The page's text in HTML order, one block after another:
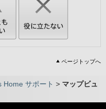
ページトップへ
Home サポート > マップビュ